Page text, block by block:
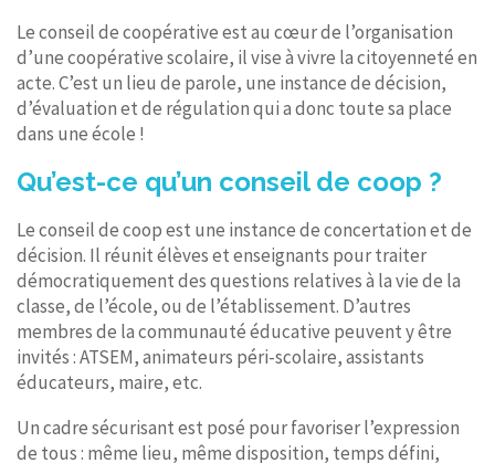
Le conseil de coopérative est au cœur de l’organisation
d’une coopérative scolaire, il vise à vivre la citoyenneté en
acte. C’est un lieu de parole, une instance de décision,
d’évaluation et de régulation qui a donc toute sa place
dans une école !
Qu’est-ce qu’un conseil de coop ?
Le conseil de coop est une instance de concertation et de
décision. Il réunit élèves et enseignants pour traiter
démocratiquement des questions relatives à la vie de la
classe, de l’école, ou de l’établissement. D’autres
membres de la communauté éducative peuvent y être
invités : ATSEM, animateurs péri-scolaire, assistants
éducateurs, maire, etc.
Un cadre sécurisant est posé pour favoriser l’expression
de tous : même lieu, même disposition, temps défini,